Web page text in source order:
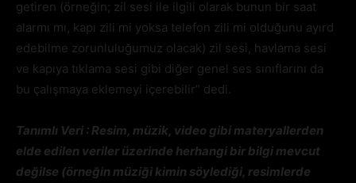
getiren (örneğin; zil sesi ile ilgili olarak bunun bir saat
alarmı mı, kapı zili mi yoksa telefon zili mi olduğunu ayırd
edebilme zorunluluğumuz olacak) zil sesi, havlama sesi
ve kapıya tıklama sesi gibi diğer genel ses sınıflarını da
bu çalışmaya eklemeyi içerebilir” dedi.
Tanımlı Veri : Resim, müzik, video gibi materyallerden
elde edilen veriler üzerinde herhangi bir bilgi mevcut
değilse (örneğin müziği kimin söylediği, resimlerde